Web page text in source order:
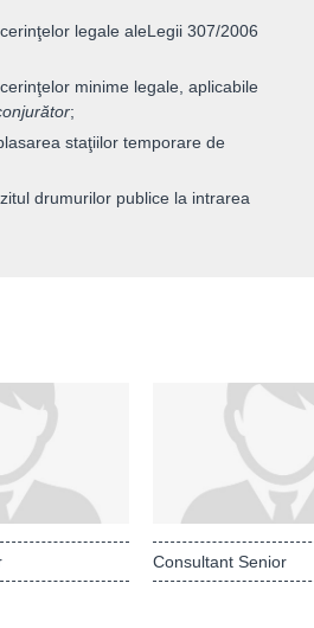
legale aleLegii 307/2006
minime legale, aplicabile
;
staţiilor temporare de
drumurilor publice la intrarea
Consultant Senior